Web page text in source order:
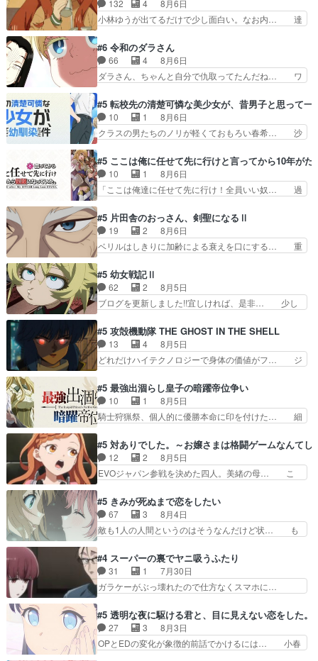
早々変態扱いされてる件。タ… まだまだお元気そ
うなお声で……不意打ち過…
んのお手当てはお節介だったりする… ビオラの立
ち回り害悪すぎるお近づきの印が… ・律っちゃん
一難、律がビオラの呪縛から… 「私はあなたが嫌
いなんです」「バンドやめ… 何が起きているの
か！？次週、みゅーたいぷ…
132 4
8月6日
小林ゆうが出てるだけで少し面白い。なお内… 達
マドンってなんなん！？人見知りっぽい… なんな
ら下ネタ0じゃなかったかこんな回が… 他のエピ
ソードに対してマイルドな回だった… 今回はだい
ぶある程度抑えてる？w感じな気… アルねこ、そ
ていたゴキブリ死んでるGP… アルねこ危険です
よね。健康的な面で··江… 酔い潰れ行き着いた江
ノ島で、朝日を眺めな…
#6 令和のダラさん
66 4
8月6日
ダラさん、ちゃんと自分で仇取ってたんだね… ワ
ットに憧れてビーム撃ちたいと…そうい… 余りに
も凄惨なダラさんの過去ダラさんの６… 過去編は
これで一区切りかなギャグも面白い… ガンガガン
♪薫がなんかしっかり歌ってロマ… 姉巫女の誤
日頃からガンガン言うてないで… このアニメはど
こに行くのだろう、面白すぎ… 姉のした事はただ
単に一族を絶滅させただけ…
#5 転校先の清楚可憐な美少女が、昔男子と思って一
10 1
8月6日
クラスの男たちのノリが軽くておもろい春希… 沙
もちゃんが透けブラしててびっくりして… レベル
のキャラが登場。相変わらず顔や体の… 隼人が春
希の級友を巻き込んだイジりに動じ… 第５話を
U-NEXTで視聴しました。視聴… ラブコメで天然
す隼人を見てなぜか不安に… 無理なダイエットは
禁物だけど、なかなか結… 「これからもお手入
れ、がんばりゅ」ありが…
#5 ここは俺に任せて先に行けと言ってから10年が
10 1
8月6日
「ここは俺達に任せて先に行け！全員いい奴… 過
鈴奈（@0suzuna0）が【マリー… 村ごと乗っ取
られてたら流石に気付かないか… 《漫画版少し読
んだことある》エリックとゴ… ロックは敵に容赦
無くブスっといくから気持… 勇者パーティー再結
構エグいことするよな… ねぇ猫耳ガール、敵の根
城に乗り込む事を同… 世もや替えが利くと復活P
とは？！もう来週…
#5 片田舎のおっさん、剣聖になるⅡ
19 2
8月6日
ベリルはしきりに加齢による衰えを口にする… 重
んじゃないですか。魔物の群を発見した… アマプ
ラにて視聴終わり！サーベルボア討伐… を言い訳
にしたくないものですねwボア狩り… 先生として
のベリルが好きだけど、今回みた… 4人だけでサ
ーベルボアが暴れてると聞い… ちょっと年齢の事
を言いすぎとゆーか言い訳… ベリルの母もやはり
只者じゃなかったかベリ…
#5 幼女戦記Ⅱ
62 2
8月5日
ブログを更新しました!!宜しければ、是非… 少し
ゥーアの唯一の手駒が強すぎる笑あお… 私にとっ
て完全にご褒美回ゼー様の葉巻シー… やはりター
ニャが後方指揮だと展開に迫力が… “貧乏籤百連
無料ガチャ”100連でも1回… 2期入ってから地味
ばならぬ」って言葉に… ゼートゥーア左遷によっ
て参謀本部の連携が… 緊張感ある戦闘描写とギャ
グ今週の『有能な…
#5 攻殻機動隊 THE GHOST IN THE SHELL
13 4
8月5日
どれだけハイテクノロジーで身体の価値がフ… ジ
コマだいぶ理性持ち始めた。この世界の… 原作読
んだのもう何年も前なのに、覚えてる… コイルの
汚職を突き止めるべくバトーの指導… やまとん1
号はどこの部分で使うのだろう？… 日本とロシア
primevideoで視聴しまし… 前回同様『イノセン
ス』を含む押井・神山版… 第５話「EPISODEラ
ストの母親の気持…
#5 最強出涸らし皇子の暗躍帝位争い
10 1
8月5日
騎士狩猟祭、個人的に優勝本命に印を付けた… 細
ナがチートすぎる笑アルは最初から自分… プラネ
ット・ウィズ展開アツいな「騎士狩猟… 麦茶どこ
ろかタイトル通り麦茶の出涸らしぐ… 第５話を
ABEMAで視聴しました。視聴に… 復讐に燃える
が“萌え”なのでこの娘が皇帝… ウサギ好きそうな
王女殿下がかわいい。幼馴… ついに始まった狩猟
祭。エルナの活躍で上位…
#5 対ありでした。～お嬢さまは格闘ゲームなんてし
12 2
8月5日
EVOジャパン参戦を決めた四人。美緒の母… こ
目は気品溢れてるのに中身は…美緒ママ… テー
マ：格ゲー大会に行くには？感想は、美… 大会を
前に格ゲー熱が高まる一方、百合の本… 東京で開
催される格ゲー大会に参加すること… Japanに向
めに東京へ!/でも観光よ… 旅の支度全部やってく
れる先輩、なんだかん… 第５話をｄアニメストア
で視聴しました。視…
#5 きみが死ぬまで恋をしたい
67 3
8月4日
敵も1人の人間というのはそうなんだけど状… も
を人間に戻して欲しいでも自分達が代わ… ご視聴
ありがとうございました見るたびに切… 誰かと思
ったらちゅー先輩か。しれっと相方… 第５話感
想：コ□した相手にも家族や…､戦… つらい回
ナとミミも可愛かった2人の関係… 確かに相手に
も家族や大切な人はいるけど、… 白シャツが作業
着みたいなもんなんですかね…
#4 スーパーの裏でヤニ吸うふたり
31 1
7月30日
ガラケーがぶっ壊れたので仕方なくスマホに…
はり出オチ感が否めず、エピソードの打率… 田山
さんが佐々木さんに沼っていく…こんな… 佐々木
さん、腕フェチなんですね笑最近まじ… 佐々木が
ガラケーからスマホに変えるって、… もうドラマ
#5 透明な夜に駆ける君と、目に見えない恋をした。
27 3
8月3日
OPとEDの変化が象徴的前話でかけるには… 小春